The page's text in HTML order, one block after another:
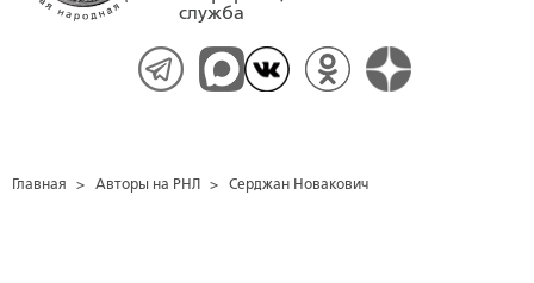
служба
Главная > Авторы на РНЛ > Серджан Новакович